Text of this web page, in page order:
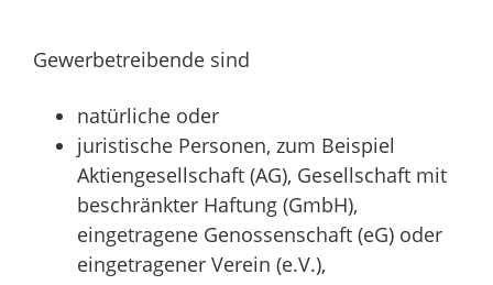
Gewerbetreibende sind
natürliche oder
juristische Personen, zum Beispiel
Aktiengesellschaft (AG), Gesellschaft mit
beschränkter Haftung (GmbH),
eingetragene Genossenschaft (eG) oder
eingetragener Verein (e.V.),